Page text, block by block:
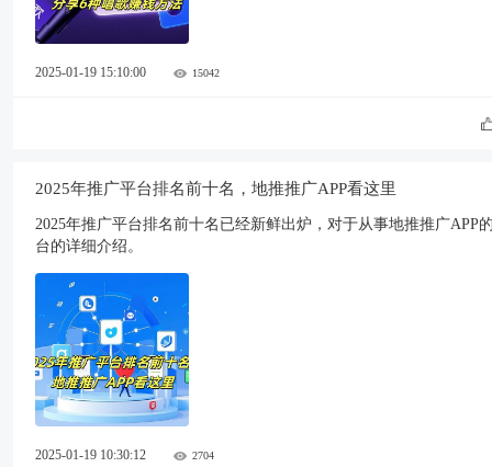
2025-01-19 15:10:00 15042
2025年推广平台排名前十名，地推推广APP看这里
2025年推广平台排名前十名已经新鲜出炉，对于从事地推推广
台的详细介绍。
2025-01-19 10:30:12 2704